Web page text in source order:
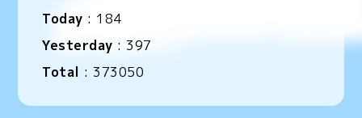
Today : 184
Yesterday : 397
Total : 373050